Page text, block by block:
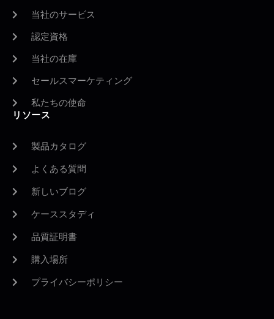
当社のサービス
認定資格
当社の在庫
セールスマーケティング
私たちの使命
リソース
製品カタログ
よくある質問
新しいブログ
ケーススタディ
品質証明書
購入場所
プライバシーポリシー